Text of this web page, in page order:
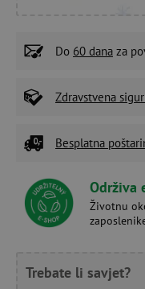
Do 60 dana za
Zdravstvena
Besplatna
Održiva
Životnu
Trebate li savjet?